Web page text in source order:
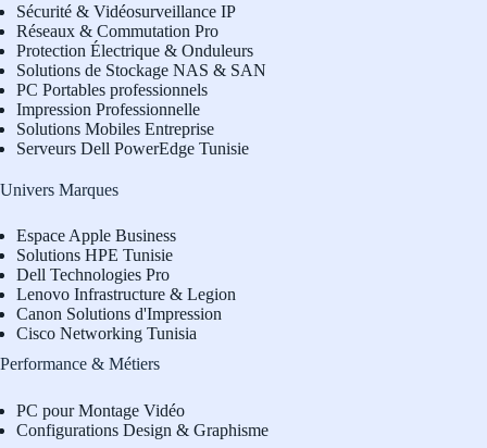
Sécurité & Vidéosurveillance IP
Réseaux & Commutation Pro
Protection Électrique & Onduleurs
Solutions de Stockage NAS & SAN
PC Portables professionnels
Impression Professionnelle
Solutions Mobiles Entreprise
Serveurs Dell PowerEdge Tunisie
Univers Marques
Espace Apple Business
Solutions HPE Tunisie
Dell Technologies Pro
Lenovo Infrastructure & Legion
Canon Solutions d'Impression
Cisco Networking Tunisia
Performance & Métiers
PC pour Montage Vidéo
Configurations Design & Graphisme